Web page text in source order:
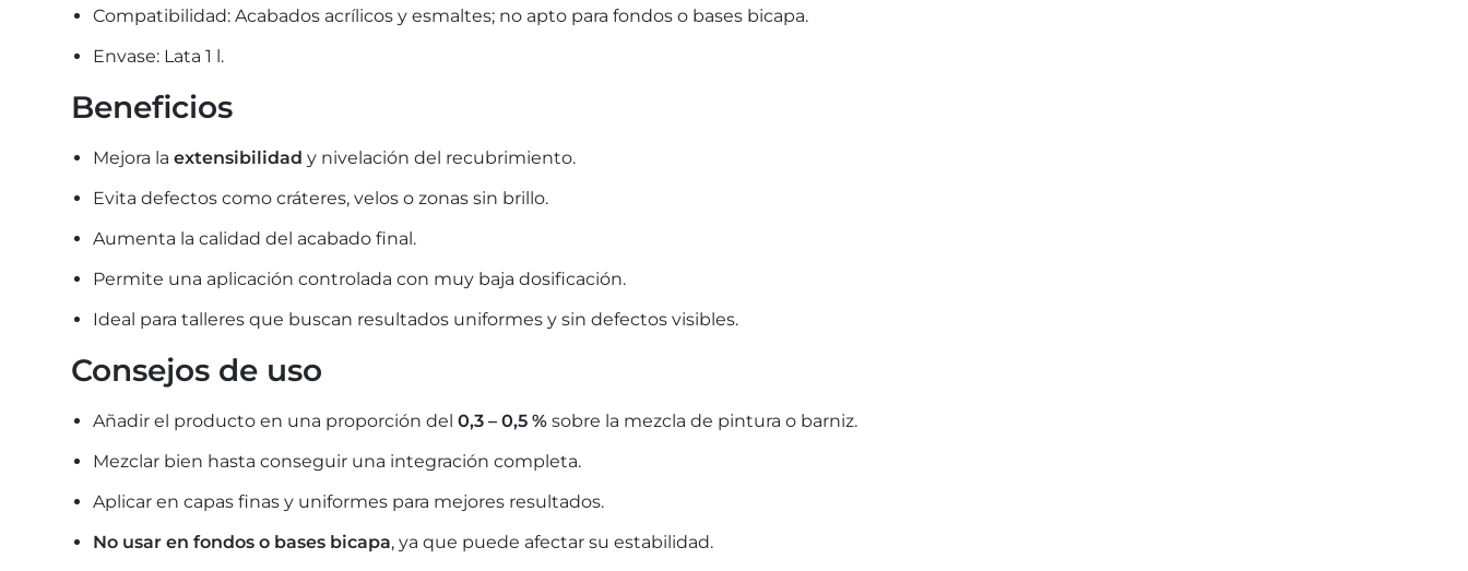
Compatibilidad: Acabados acrílicos y esmaltes; no apto para fondos o bases bicapa.
Envase: Lata 1 l.
Beneficios
Mejora la extensibilidad y nivelación del recubrimiento.
Evita defectos como cráteres, velos o zonas sin brillo.
Aumenta la calidad del acabado final.
Permite una aplicación controlada con muy baja dosificación.
Ideal para talleres que buscan resultados uniformes y sin defectos visibles.
Consejos de uso
Añadir el producto en una proporción del 0,3 – 0,5 %sobre la mezcla de pintura o barniz.
Mezclar bien hasta conseguir una integración completa.
Aplicar en capas finas y uniformes para mejores resultados.
No usar en fondos o bases bicapa, ya que puede afectar su estabilidad.